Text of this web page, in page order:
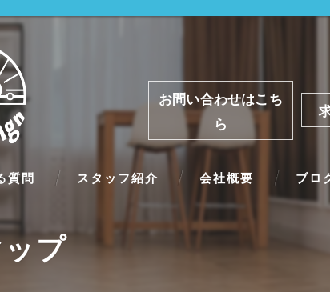
お問い合わせはこち
ら
質問 スタッフ紹介 会社概要 ブロ
プ